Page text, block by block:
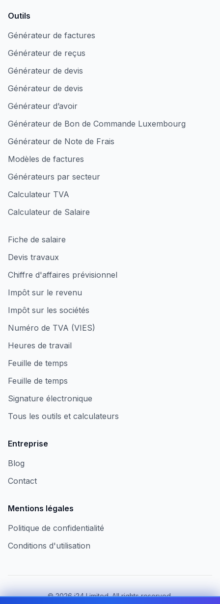
Outils
Générateur de factures
Générateur de reçus
Générateur de devis
Générateur de devis
Générateur d’avoir
Générateur de Bon de Commande Luxembourg
Générateur de Note de Frais
Modèles de factures
Générateurs par secteur
Calculateur TVA
Calculateur de Salaire
Fiche de salaire
Devis travaux
Chiffre d'affaires prévisionnel
Impôt sur le revenu
Impôt sur les sociétés
Numéro de TVA (VIES)
Heures de travail
Feuille de temps
Feuille de temps
Signature électronique
Tous les outils et calculateurs
Entreprise
Blog
Contact
Mentions légales
Politique de confidentialité
Conditions d'utilisation
©2026i24 Limited. All rights reserved.